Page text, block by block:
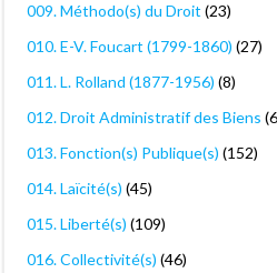
009. Méthodo(s) du Droit (23)
010. E-V. Foucart (1799-1860) (27)
011. L. Rolland (1877-1956) (8)
012. Droit Administratif des Biens
013. Fonction(s) Publique(s) (152)
014. Laïcité(s) (45)
015. Liberté(s) (109)
016. Collectivité(s) (46)